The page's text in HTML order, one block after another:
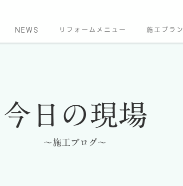
NEWS リフォームメニュー 施工プラン
今日の現場
～施工ブログ～